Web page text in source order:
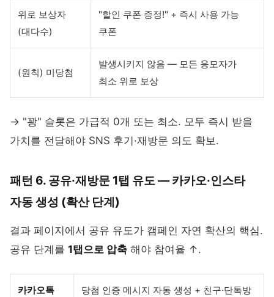
위로 보상자
(대다수)
"할인 쿠폰 증정!" + 즉시 사용 가능
쿠폰
(원칙) 미당첨
발생시키지 않음 — 모든 응모자가
최소 위로 보상
→ "꽝" 슬롯은 가급적 0개 또는 최소. 모두 즉시 받을
가치를 전달해야 SNS 후기·재방문 의도 확보.
패턴 6. 공유·재방문 1탭 유도 — 카카오·인스타
자동 생성 (확산 단계)
결과 페이지에서 공유 유도가 캠페인 자연 확산의 핵심.
공유 단계를 1탭으로 압축 해야 참여율 ↑.
카카오톡
당첨 인증 메시지 자동 생성 + 친구·단톡방